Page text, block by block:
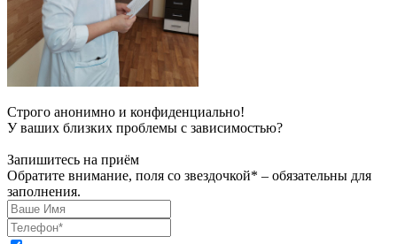
Строго анонимно и конфиденциально!
У ваших близких проблемы с зависимостью?
Запишитесь на приём
Обратите внимание, поля со звездочкой* – обязательны для
заполнения.